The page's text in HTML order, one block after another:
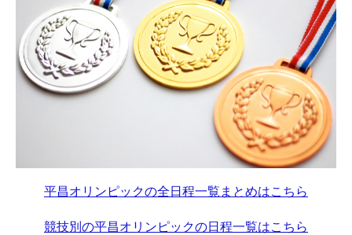
平昌オリンピックの全日程一覧まとめはこちら
競技別の平昌オリンピックの日程一覧はこちら